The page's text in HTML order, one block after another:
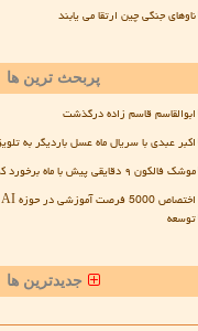
ناوهای جنگی چین ارتقا می یابند
پربحث ترین ها
ابوالقاسم قاسم زاده درگذشت
اکبر عبدی با سریال ماه عسل باردیگر به
موشک فالکون ۹ دقایقی پیش با ماه برخورد کرد
توسعه
جدیدترین ها